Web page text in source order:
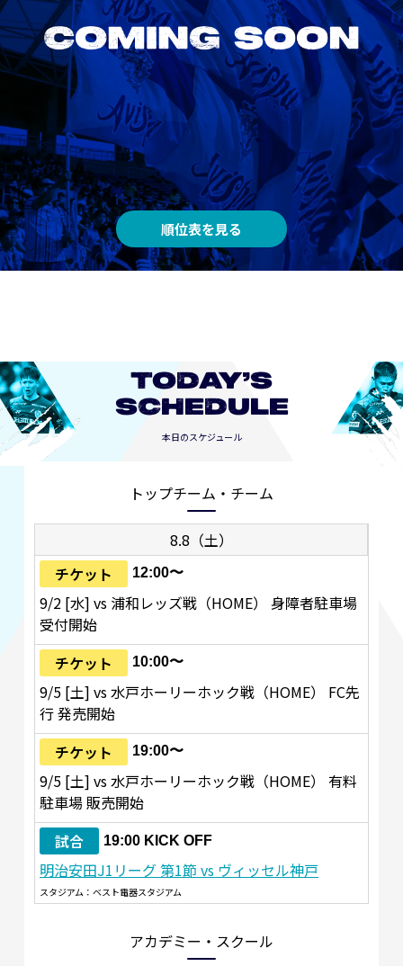
順位表を見る
TODAY’S
SCHEDULE
本日のスケジュール
トップチーム・チーム
8.8（土）
チケット
12:00〜
9/2 [水] vs 浦和レッズ戦（HOME） 身障者駐車場
受付開始
チケット
10:00〜
9/5 [土] vs 水戸ホーリーホック戦（HOME） FC先
行 発売開始
チケット
19:00〜
9/5 [土] vs 水戸ホーリーホック戦（HOME） 有料
駐車場 販売開始
試合
19:00 KICK OFF
明治安田J1リーグ 第1節 vs ヴィッセル神戸
スタジアム：ベスト電器スタジアム
アカデミー・スクール